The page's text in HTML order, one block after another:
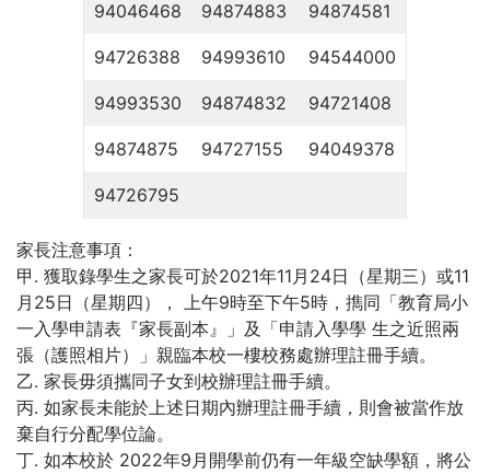
94046468 94874883 94874581
94726388 94993610 94544000
94993530 94874832 94721408
94874875 94727155 94049378
94726795
家長注意事項：
甲. 獲取錄學生之家長可於2021年11月24日（星期三）或11
月25日（星期四）， 上午9時至下午5時，擕同「教育局小
一入學申請表『家長副本』」及「申請入學學 生之近照兩
張（護照相片）」親臨本校一樓校務處辦理註冊手續。
乙. 家長毋須攜同子女到校辦理註冊手續。
丙. 如家長未能於上述日期內辦理註冊手續，則會被當作放
棄自行分配學位論。
丁. 如本校於 2022年9月開學前仍有一年級空缺學額，將公